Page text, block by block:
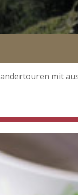
mit